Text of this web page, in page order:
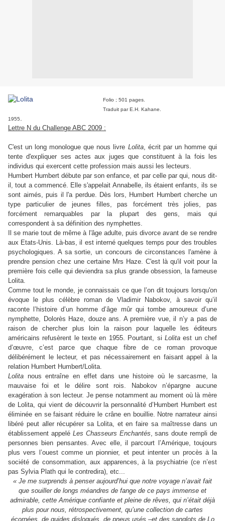
Folio ; 501 pages.
Traduit par E.H. Kahane.
1955
Lettre N du Challenge ABC 2009 :
C'est un long monologue que nous livre Lolita, écrit par un homme qui
tente d'expliquer ses actes aux juges que constituent à la fois les
individus qui exercent cette profession mais aussi les lecteurs.
Humbert Humbert débute par son enfance, et par celle par qui, nous dit-
il, tout a commencé. Elle s'appelait Annabelle, ils étaient enfants, ils se
sont aimés, puis il l'a perdue. Dès lors, Humbert Humbert cherche un
type particulier de jeunes filles, pas forcément très jolies, pas
forcément remarquables par la plupart des gens, mais qui
correspondent à sa définition des nymphettes.
Il se marie tout de même à l'âge adulte, puis divorce avant de se rendre
aux Etats-Unis. Là-bas, il est interné quelques temps pour des troubles
psychologiques. A sa sortie, un concours de circonstances l'amène à
prendre pension chez une certaine Mrs Haze. C'est là qu'il voit pour la
première fois celle qui deviendra sa plus grande obsession, la fameuse
Lolita.
Comme tout le monde, je connaissais ce que l’on dit toujours lorsqu'on
évoque le plus célèbre roman de Vladimir Nabokov, à savoir qu’il
raconte l’histoire d’un homme d’âge mûr qui tombe amoureux d’une
nymphette, Dolorès Haze, douze ans. A première vue, il n’y a pas de
raison de chercher plus loin la raison pour laquelle les éditeurs
américains refusèrent le texte en 1955. Pourtant, si Lolitaest un chef
d’œuvre, c’est parce que chaque fibre de ce roman provoque
délibérément le lecteur, et pas nécessairement en faisant appel à la
relation Humbert Humbert/Lolita.
Lolita nous entraîne en effet dans une histoire où le sarcasme, la
mauvaise foi et le délire sont rois. Nabokov n’épargne aucune
exagération à son lecteur. Je pense notamment au moment où là mère
de Lolita, qui vient de découvrir la personnalité d’Humbert Humbert est
éliminée en se faisant réduire le crâne en bouillie. Notre narrateur ainsi
libéré peut aller récupérer sa Lolita, et en faire sa maîtresse dans un
établissement appelé Les Chasseurs Enchantés, sans doute rempli de
personnes bien pensantes. Avec elle, il parcourt l’Amérique, toujours
plus vers l’ouest comme un pionnier, et peut intenter un procès à la
société de consommation, aux apparences, à la psychiatrie (ce n’est
pas Sylvia Plath qui le contredira), etc...
« Je me surprends à penser aujourd’hui que notre voyage n’avait fait
que souiller de longs méandres de fange de ce pays immense et
admirable, cette Amérique confiante et pleine de rêves, qui n’était déjà
plus pour nous, rétrospectivement, qu’une collection de cartes
écornées, de guides disloqués, de pneus usés –et des sanglots de Lo